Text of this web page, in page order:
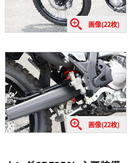
画像(22枚)
画像(22枚)